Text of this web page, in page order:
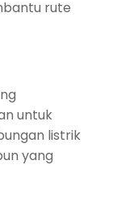
rute
untuk
listrik
yang